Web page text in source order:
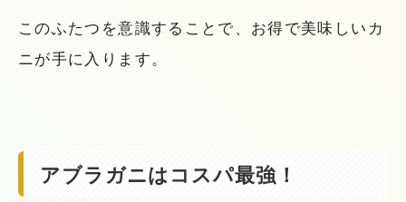
このふたつを意識することで、お得で美味しいカ
ニが手に入ります。
アブラガニはコスパ最強！